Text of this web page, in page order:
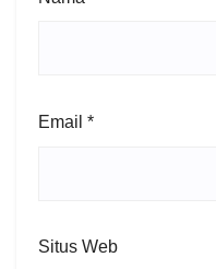
Email *
Situs Web